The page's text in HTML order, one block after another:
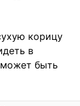
корицу
в
быть